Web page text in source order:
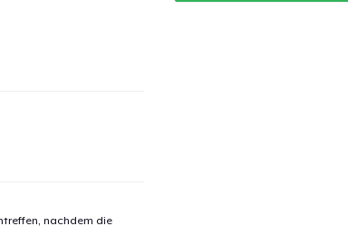
nachdem die